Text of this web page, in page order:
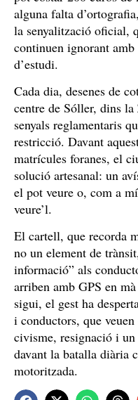
alguna falta
la senyalització oficial,
continuen ignorant
d’estudi.
Cada dia, desenes de
centre de Sóller, dins
senyals reglamentaris
restricció. Davant
matrícules foranes, el
solució artesanal: un
el pot veure o, com a
veure’l.
El cartell, que recorda
no un element de
informació” als
arriben amb GPS en
sigui, el gest ha
i conductors, que
civisme, resignació i
davant la batalla diària
motoritzada.